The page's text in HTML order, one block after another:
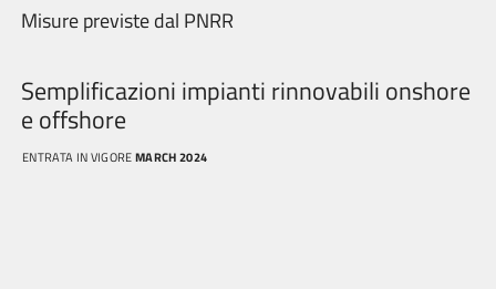
Misure previste dal PNRR
Semplificazioni impianti rinnovabili onshore
e offshore
ENTRATA IN VIGOREMARCH 2024